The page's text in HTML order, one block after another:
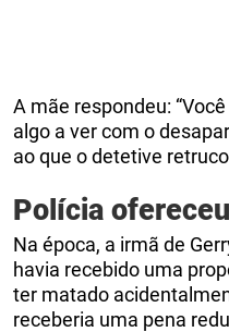
A mãe respondeu:
algo a ver com o
ao que o detetive
Polícia
Na época, a irmã de
havia recebido uma
ter matado
receberia uma pena